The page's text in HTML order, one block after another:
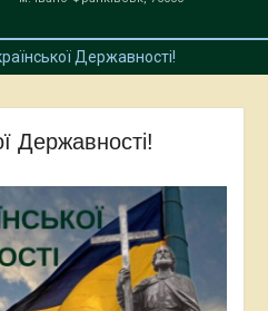
Державності!
Державності!